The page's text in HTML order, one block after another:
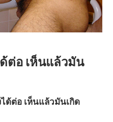
ต่อ เห็นแล้วมัน
ได้ต่อ เห็นแล้วมันเกิด